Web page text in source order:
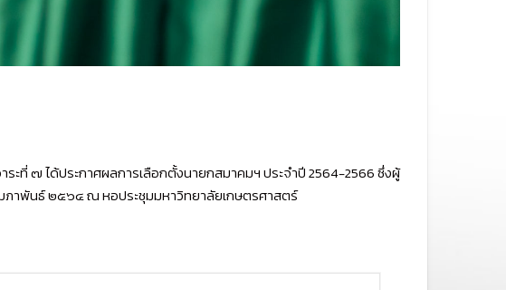
ที่ ๗ ได้ประกาศผลการเลือกตั้งนายกสมาคมฯ ประจำปี 2564-2566 ซึ่งผู้
ภาพันธ์ ๒๕๖๔ ณ หอประชุมมหาวิทยาลัยเกษตรศาสตร์